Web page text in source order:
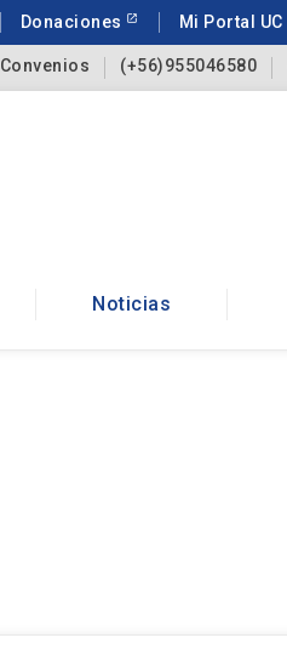
Donaciones Mi Portal UC
(+56)955046580
Noticias